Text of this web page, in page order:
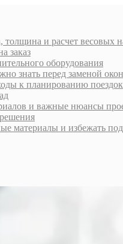
и расчет весовых
заказ
оборудования
знать перед заменой окон
к планированию поездок
и важные нюансы
материалы и избежать